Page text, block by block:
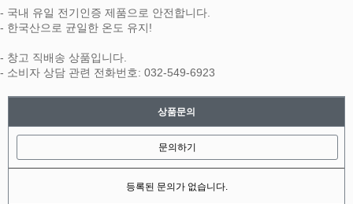
- 국내 유일 전기인증 제품으로 안전합니다.
- 한국산으로 균일한 온도 유지!
- 창고 직배송 상품입니다.
- 소비자 상담 관련 전화번호: 032-549-6923
상품문의
문의하기
등록된 문의가 없습니다.